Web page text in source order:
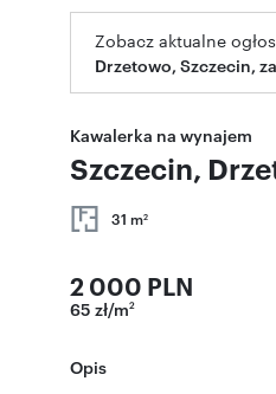
Zobacz aktualne
Drzetowo, Szczecin,
Kawalerka na wynajem
Szczecin,
31 m2
2 000 PLN
65 zł/m2
Opis